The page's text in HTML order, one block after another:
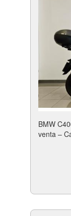
BMW
venta –